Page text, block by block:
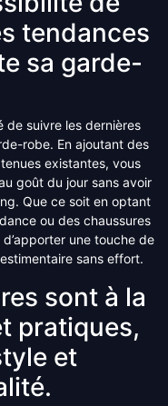
tendances
sa garde-
de suivre les dernières
robe. En ajoutant des
existantes, vous
goût du jour sans avoir
Que ce soit en optant
ou des chaussures
une touche de
sans effort.
sont à la
pratiques,
et